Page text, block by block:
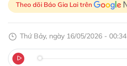
Theo dõi Báo Gia Lai trên
Thứ Bảy, ngày 16/05/2026 - 00:34